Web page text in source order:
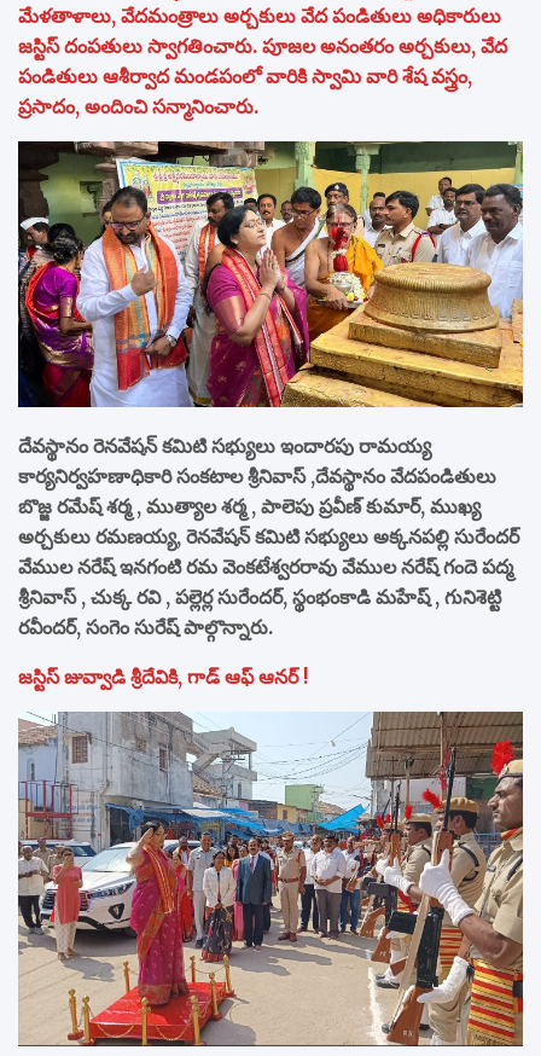
మేళతాళాలు, వేదమంత్రాలు అర్చకులు వేద పండితులు అధికారులు
జస్టిస్ దంపతులు స్వాగతించారు. పూజల అనంతరం అర్చకులు, వేద
పండితులు ఆశీర్వాద మండపంలో వారికి స్వామి వారి శేష వస్త్రం,
ప్రసాదం, అందించి సన్మానించారు.
దేవస్థానం రెనవేషన్ కమిటి సభ్యులు ఇందారపు రామయ్య
కార్యనిర్వహణాధికారి సంకటాల శ్రీనివాస్ ,దేవస్థానం వేదపండితులు
బొజ్జ రమేష్ శర్మ , ముత్యాల శర్మ , పాలెపు ప్రవీణ్ కుమార్, ముఖ్య
అర్చకులు రమణయ్య, రెనవేషన్ కమిటి సభ్యులు అక్కనపల్లి సురేందర్
వేముల నరేష్ ఇనగంటి రమ వెంకటేశ్వరరావు వేముల నరేష్ గందె పద్మ
శ్రీనివాస్ , చుక్క రవి , పల్లెర్ల సురేందర్, స్థంభంకాడి మహేష్ , గునిశెట్టి
రవీందర్, సంగెం సురేష్ పాల్గొన్నారు.
జస్టిస్ జువ్వాడి శ్రీదేవికి, గాడ్ ఆఫ్ ఆనర్ !